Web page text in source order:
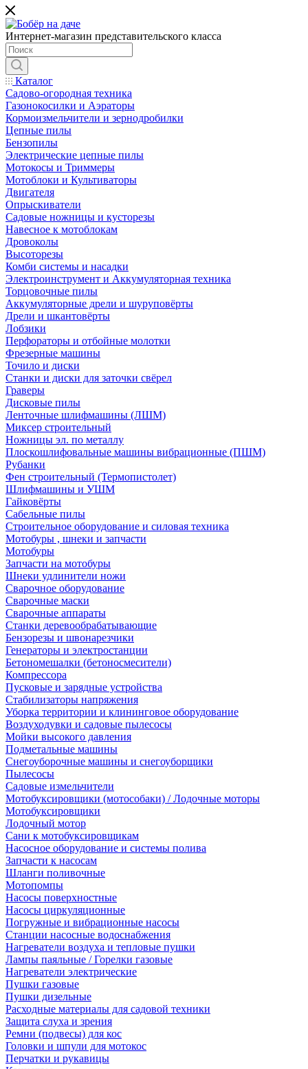
Интернет-магазин представительского класса
Каталог
Садово-огородная техника
Газонокосилки и Аэраторы
Кормоизмельчители и зернодробилки
Цепные пилы
Бензопилы
Электрические цепные пилы
Мотокосы и Триммеры
Мотоблоки и Культиваторы
Двигателя
Опрыскиватели
Садовые ножницы и кусторезы
Навесное к мотоблокам
Дровоколы
Высоторезы
Комби системы и насадки
Электроинструмент и Аккумуляторная техника
Торцовочные пилы
Аккумуляторные дрели и шуруповёрты
Дрели и шкантовёрты
Лобзики
Перфораторы и отбойные молотки
Фрезерные машины
Точило и диски
Станки и диски для заточки свёрел
Граверы
Дисковые пилы
Ленточные шлифмашины (ЛШМ)
Миксер строительный
Ножницы эл. по металлу
Плоскошлифовальные машины вибрационные (ПШМ)
Рубанки
Фен строительный (Термопистолет)
Шлифмашины и УШМ
Гайковёрты
Сабельные пилы
Строительное оборудование и силовая техника
Мотобуры , шнеки и запчасти
Мотобуры
Запчасти на мотобуры
Шнеки удлинители ножи
Сварочное оборудование
Сварочные маски
Сварочные аппараты
Станки деревообрабатывающие
Бензорезы и швонарезчики
Генераторы и электростанции
Бетономешалки (бетоносмесители)
Компрессора
Пусковые и зарядные устройства
Стабилизаторы напряжения
Уборка территории и клининговое оборудование
Воздуходувки и садовые пылесосы
Мойки высокого давления
Подметальные машины
Снегоуборочные машины и снегоуборщики
Пылесосы
Садовые измельчители
Мотобуксировщики (мотособаки) / Лодочные моторы
Мотобуксировщики
Лодочный мотор
Сани к мотобуксировщикам
Насосное оборудование и системы полива
Запчасти к насосам
Шланги поливочные
Мотопомпы
Насосы поверхностные
Насосы циркуляционные
Погружные и вибрационные насосы
Станции насосные водоснабжения
Нагреватели воздуха и тепловые пушки
Лампы паяльные / Горелки газовые
Нагреватели электрические
Пушки газовые
Пушки дизельные
Расходные материалы для садовой техники
Защита слуха и зрения
Ремни (подвесы) для кос
Головки и шпули для мотокос
Перчатки и рукавицы